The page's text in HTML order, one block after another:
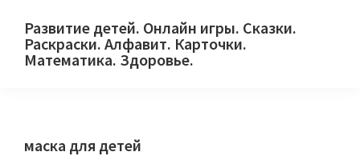
primary
main
primary
Развитие детей. Онлайн игры. Сказки.
Раскраски. Алфавит. Карточки.
Математика. Здоровье.
и
маска для детей